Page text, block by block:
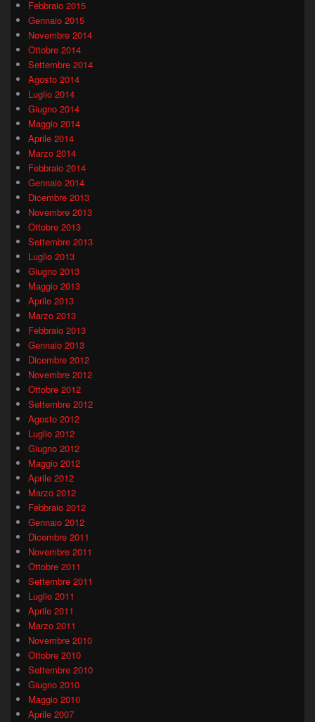
Febbraio 2015
Gennaio 2015
Novembre 2014
Ottobre 2014
Settembre 2014
Agosto 2014
Luglio 2014
Giugno 2014
Maggio 2014
Aprile 2014
Marzo 2014
Febbraio 2014
Gennaio 2014
Dicembre 2013
Novembre 2013
Ottobre 2013
Settembre 2013
Luglio 2013
Giugno 2013
Maggio 2013
Aprile 2013
Marzo 2013
Febbraio 2013
Gennaio 2013
Dicembre 2012
Novembre 2012
Ottobre 2012
Settembre 2012
Agosto 2012
Luglio 2012
Giugno 2012
Maggio 2012
Aprile 2012
Marzo 2012
Febbraio 2012
Gennaio 2012
Dicembre 2011
Novembre 2011
Ottobre 2011
Settembre 2011
Luglio 2011
Aprile 2011
Marzo 2011
Novembre 2010
Ottobre 2010
Settembre 2010
Giugno 2010
Maggio 2010
Aprile 2007